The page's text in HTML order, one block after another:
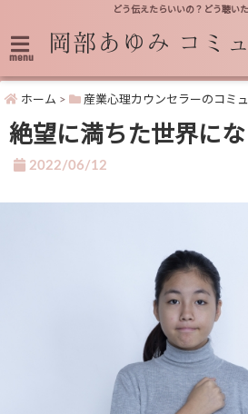
どう伝えたらいいの？どう聴い
menu
ホーム > 産業心理カウンセラーのコミ
絶望に満ちた世界に
2022/06/12